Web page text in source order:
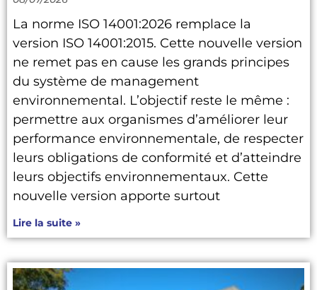
La norme ISO 14001:2026 remplace la
version ISO 14001:2015. Cette nouvelle version
ne remet pas en cause les grands principes
du système de management
environnemental. L’objectif reste le même :
permettre aux organismes d’améliorer leur
performance environnementale, de respecter
leurs obligations de conformité et d’atteindre
leurs objectifs environnementaux. Cette
nouvelle version apporte surtout
Lire la suite »